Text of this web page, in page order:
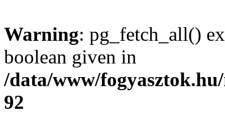
Warning: pg_fetch_all()
boolean given in
/data/www/
92